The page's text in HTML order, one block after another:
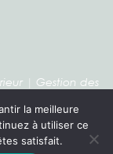
Gestion des
moment en utilisant
la meilleure
à utiliser ce
satisfait.